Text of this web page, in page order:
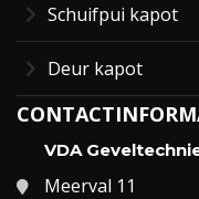
Schuifpui kapot
Deur kapot
VDA
Meerval 11